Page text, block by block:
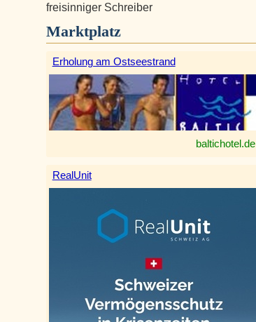
freisinniger Schreiber
Marktplatz
Erholung am Ostseestrand
baltichotel.de
RealUnit